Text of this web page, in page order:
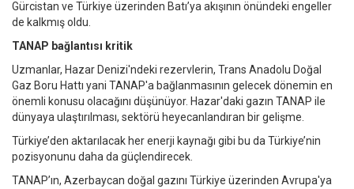
Gürcistan ve Türkiye üzerinden Batı’ya akışının önündeki engeller
de kalkmış oldu.
TANAP bağlantısı kritik
Uzmanlar, Hazar Denizi'ndeki rezervlerin, Trans Anadolu Doğal
Gaz Boru Hattı yani TANAP'a bağlanmasının gelecek dönemin en
önemli konusu olacağını düşünüyor. Hazar'daki gazın TANAP ile
dünyaya ulaştırılması, sektörü heyecanlandıran bir gelişme.
Türkiye’den aktarılacak her enerji kaynağı gibi bu da Türkiye’nin
pozisyonunu daha da güçlendirecek.
TANAP’ın, Azerbaycan doğal gazını Türkiye üzerinden Avrupa'ya